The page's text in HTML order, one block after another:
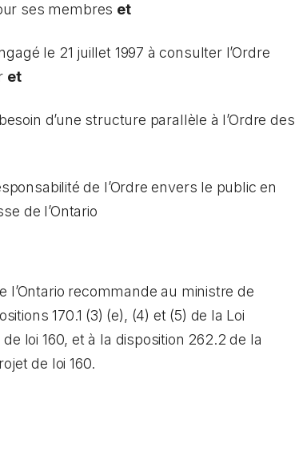
ses membres et
le 21 juillet 1997 à consulter l’Ordre
et
d’une structure parallèle à l’Ordre des
de l’Ordre envers le public en
de l’Ontario
l’Ontario recommande au ministre de
170.1 (3) (e), (4) et (5) de la Loi
loi 160, et à la disposition 262.2 de la
de loi 160.